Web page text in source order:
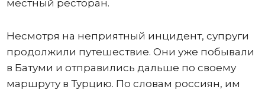
местный ресторан.
Несмотря на неприятный инцидент, супруги
продолжили путешествие. Они уже побывали
в Батуми и отправились дальше по своему
маршруту в Турцию. По словам россиян, им